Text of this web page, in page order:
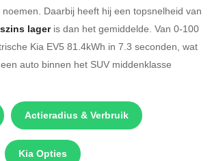
noemen. Daarbij heeft hij een topsnelheid van
lageris dan het gemiddelde. Van 0-100
Kia EV5 81.4kWh in 7.3 seconden, wat
auto binnen het SUV middenklasse
Actieradius & Verbruik
Kia Opties